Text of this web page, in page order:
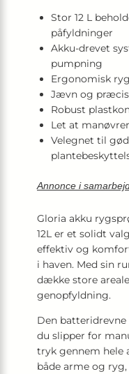
Stor 12 L
påfyldninger
Akku-drevet
pumpning
Ergonomisk
Jævn og
Robust
Let at
Velegnet til
Annonce i
Gloria akku
12L er et solidt
effektiv og
i haven. Med sin
dække store
genopfyldning.
Den
du slipper for
tryk gennem hele
både arme og